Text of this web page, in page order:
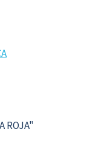
ROJA"